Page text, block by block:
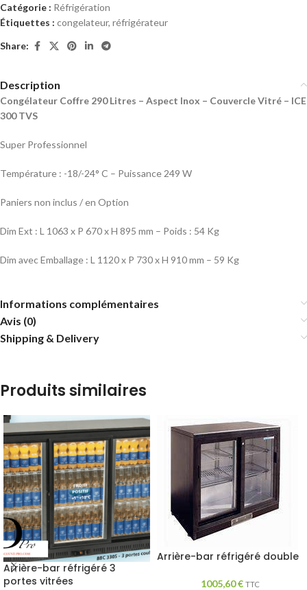
Catégorie : Réfrigération
Étiquettes : congelateur, réfrigérateur
Share:
Description
Congélateur Coffre 290 Litres – Aspect Inox – Couvercle Vitré – ICE
300 TVS
Super Professionnel
Température : -18/-24° C – Puissance 249 W
Paniers non inclus / en Option
Dim Ext : L 1063 x P 670 x H 895 mm – Poids : 54 Kg
Dim avec Emballage : L 1120 x P 730 x H 910 mm – 59 Kg
Informations complémentaires
Avis (0)
Shipping & Delivery
Produits similaires
Arrière-bar réfrigéré 3
portes vitrées
Arrière-bar réfrigéré double
1005,60€ TTC